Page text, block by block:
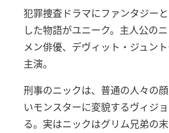
犯罪捜査ドラマにファンタジー
した物語がユニーク。 主人公の
メン俳優、デヴィット・ジュン
主演。
刑事のニックは、普通の人々の
いモンスターに変貌するヴィジ
る。 実はニックはグリム兄弟の